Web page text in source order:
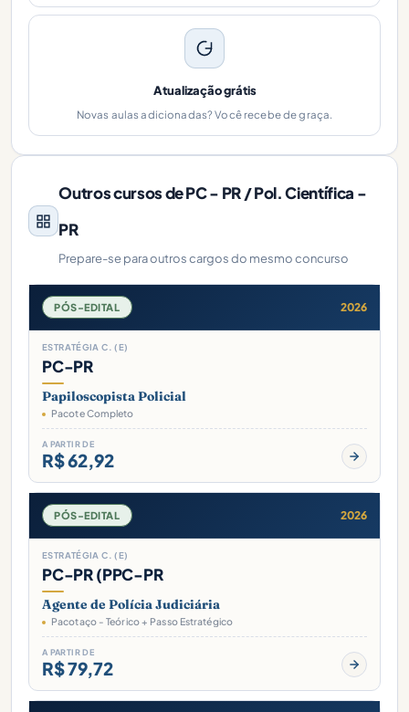
Atualização grátis
Novas aulas adicionadas? Você recebe de graça.
Outros cursos de PC - PR / Pol. Científica -
PR
Prepare-se para outros cargos do mesmo concurso
PÓS-EDITAL 2026
ESTRATÉGIA C. (E)
PC-PR
Papiloscopista Policial
Pacote Completo
A PARTIR DE
R$ 62,92
PÓS-EDITAL 2026
ESTRATÉGIA C. (E)
PC-PR (PPC-PR
Agente de Polícia Judiciária
Pacotaço - Teórico + Passo Estratégico
A PARTIR DE
R$ 79,72